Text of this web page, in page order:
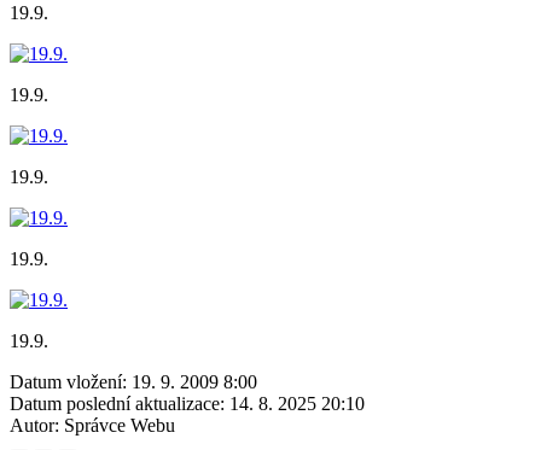
19.9.
19.9.
19.9.
19.9.
19.9.
Datum vložení: 19. 9. 2009 8:00
Datum poslední aktualizace: 14. 8. 2025 20:10
Autor: Správce Webu